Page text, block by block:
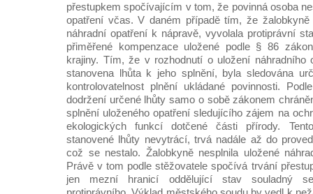
přestupkem spočívajícím v tom, že povinná osoba
opatření včas. V daném případě tím, že
náhradní opatření k nápravě, vyvolala protiprávní
přiměřené kompenzace uložené podle § 86
krajiny. Tím, že v rozhodnutí o uložení náhradního
stanovena lhůta k jeho splnění, byla sledována
kontrolovatelnost plnění ukládané povinnosti.
dodržení určené lhůty samo o sobě zákonem
splnění uloženého opatření sledujícího zájem na
ekologických funkcí dotčené části přírody.
stanovené lhůty nevytrácí, trvá nadále až do
což se nestalo. Žalobkyně nesplnila uložené
Právě v tom podle stěžovatele spočívá trvání
jen mezní hranicí oddělující stav souladný